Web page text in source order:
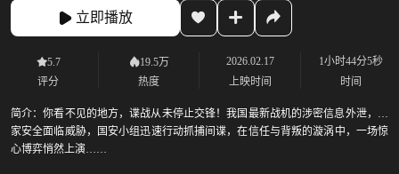
立即播放
5.7
评分
19.5万
热度
2026.02.17
上映时间
1小时44分5秒
时间
简介：你看不见的地方，谍战从未停止交锋！我国最新战机的涉密信息外泄，国
家安全面临威胁，国安小组迅速行动抓捕间谍，在信任与背叛的漩涡中，一场惊
心博弈悄然上演……